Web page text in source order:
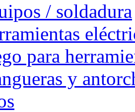
/ soldadura
para
y